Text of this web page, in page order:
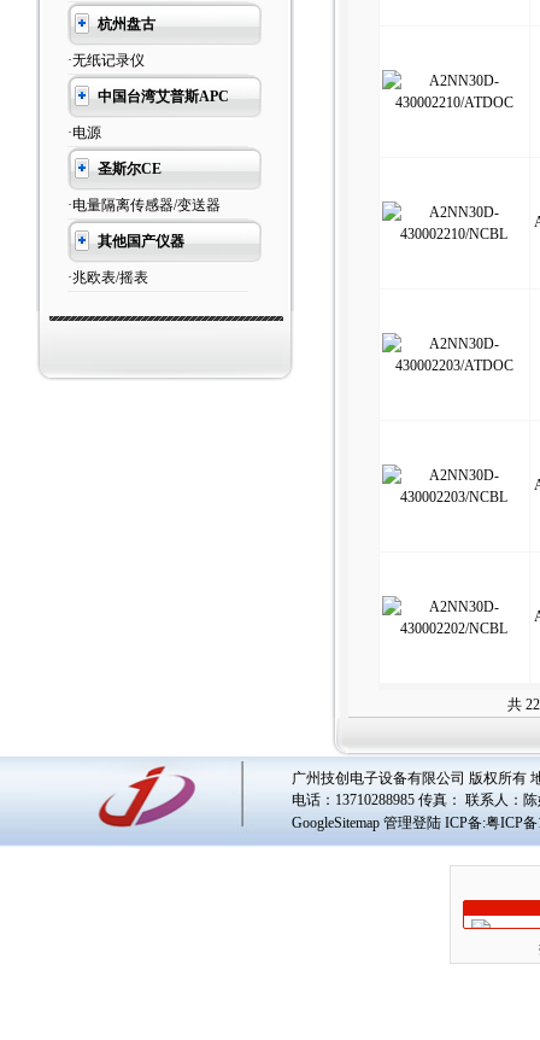
杭州盘古
·无纸记录仪
中国台湾艾普斯APC
·电源
圣斯尔CE
·电量隔离传感器/变送器
其他国产仪器
·兆欧表/摇表
共
广州技创电子设备有限公司 版权所有
电话：13710288985 传真： 联系人：
GoogleSitemap 管理登陆 ICP备:粤ICP备